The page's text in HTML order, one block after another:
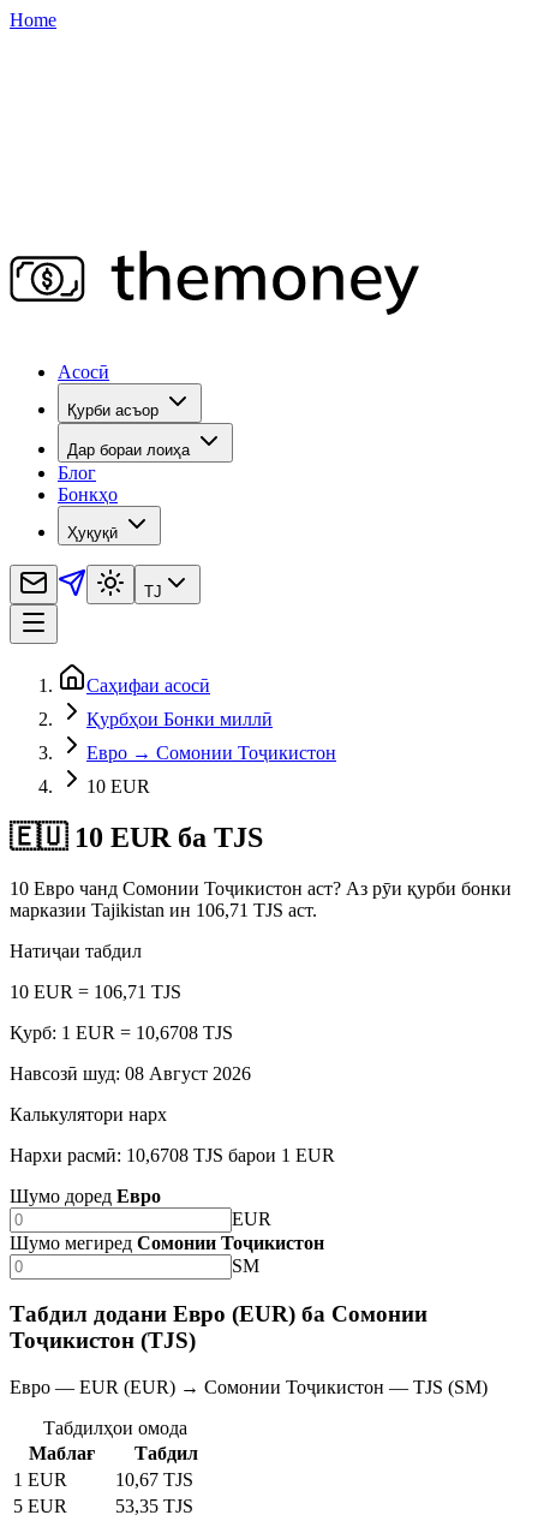
Home
Асосӣ
Қурби асъор
Дар бораи лоиҳа
Блог
Бонкҳо
Ҳуқуқӣ
TJ
Саҳифаи асосӣ
Қурбҳои Бонки миллӣ
Евро → Сомонии Тоҷикистон
10 EUR
🇪🇺 10 EUR ба TJS
10 Евро чанд Сомонии Тоҷикистон аст? Аз рӯи қурби бонки
марказии Tajikistan ин 106,71 TJS аст.
Натиҷаи табдил
10 EUR = 106,71 TJS
Қурб: 1 EUR = 10,6708 TJS
Навсозӣ шуд: 08 Август 2026
Калькулятори нарх
Нархи расмӣ: 10,6708 TJS барои 1 EUR
Шумо доред Евро
EUR
Шумо мегиред Сомонии Тоҷикистон
SM
Табдил додани Евро (EUR) ба Сомонии
Тоҷикистон (TJS)
Евро — EUR (EUR) → Сомонии Тоҷикистон — TJS (SM)
Табдилҳои омода
Маблағ
Табдил
1 EUR
10,67 TJS
5 EUR
53,35 TJS